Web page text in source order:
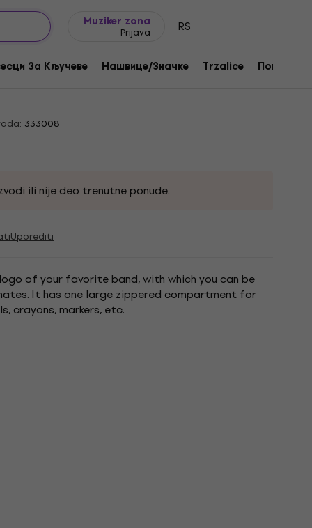
Muziker zona
Prijava RS
За Кључеве Нашвице/Значке Trzalice Поклони
For Destruction Перница
333008
ili nije deo trenutne ponude.
Uporediti
of your favorite band, with which you can be
It has one large zippered compartment for
crayons, markers, etc.